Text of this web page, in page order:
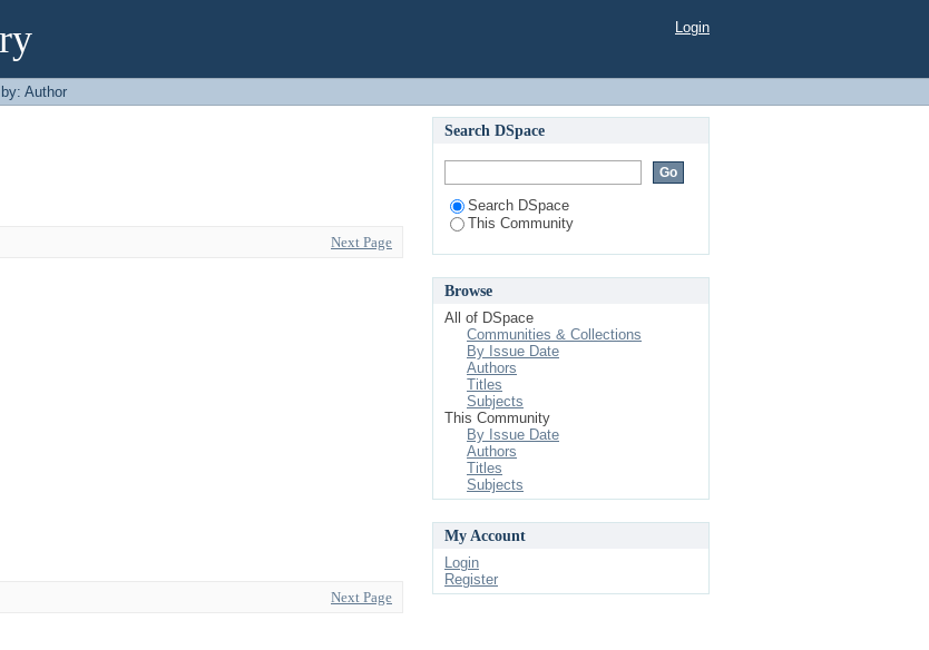
Login
Author
Next Page
Next Page
Search DSpace
Search DSpace
This Community
Browse
All of DSpace
Communities & Collections
By Issue Date
Authors
Titles
Subjects
This Community
By Issue Date
Authors
Titles
Subjects
My Account
Login
Register